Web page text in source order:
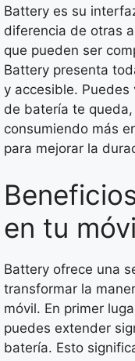
Battery es su
diferencia de otras
que pueden ser
Battery presenta
y accesible.
de batería te
consumiendo más
para mejorar la
en tu
Battery ofrece una
transformar la
móvil. En primer
puedes extender
batería. Esto